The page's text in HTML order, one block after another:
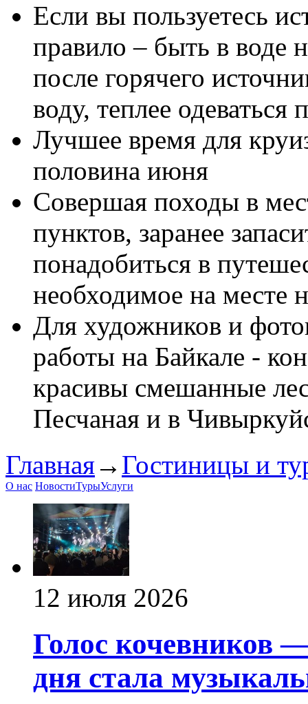
Если вы пользуетесь
правило – быть в воде
после горячего
воду, теплее одеваться
Лучшее время для
половина июня
Совершая походы в
пунктов, заранее
понадобиться в
необходимое на месте
Для художников и
работы на Байкале -
красивы смешанные
Песчаная и в
Главная→ Гостиницы и
О нас НовостиТурыУслуги
12 июля 2026
Голос кочевников
дня стала